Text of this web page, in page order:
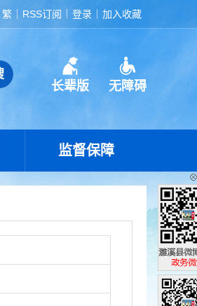
繁 RSS订阅 登录 加入收藏
长辈版 无障碍
监督保障
濉溪县政
政务微博